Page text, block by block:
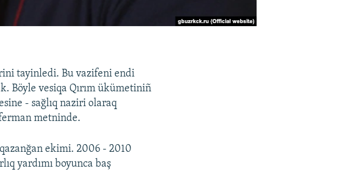
tayinledi. Bu vazifeni endi
Böyle vesiqa Qırım ükümetiniñ
- sağlıq naziri olaraq
metninde.
ekimi. 2006 - 2010
yardımı boyunca baş